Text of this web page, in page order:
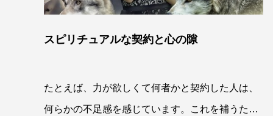
スピリチュアルな契約と心の隙
たとえば、力が欲しくて何者かと契約した人は、
何らかの不足感を感じています。これを補うため